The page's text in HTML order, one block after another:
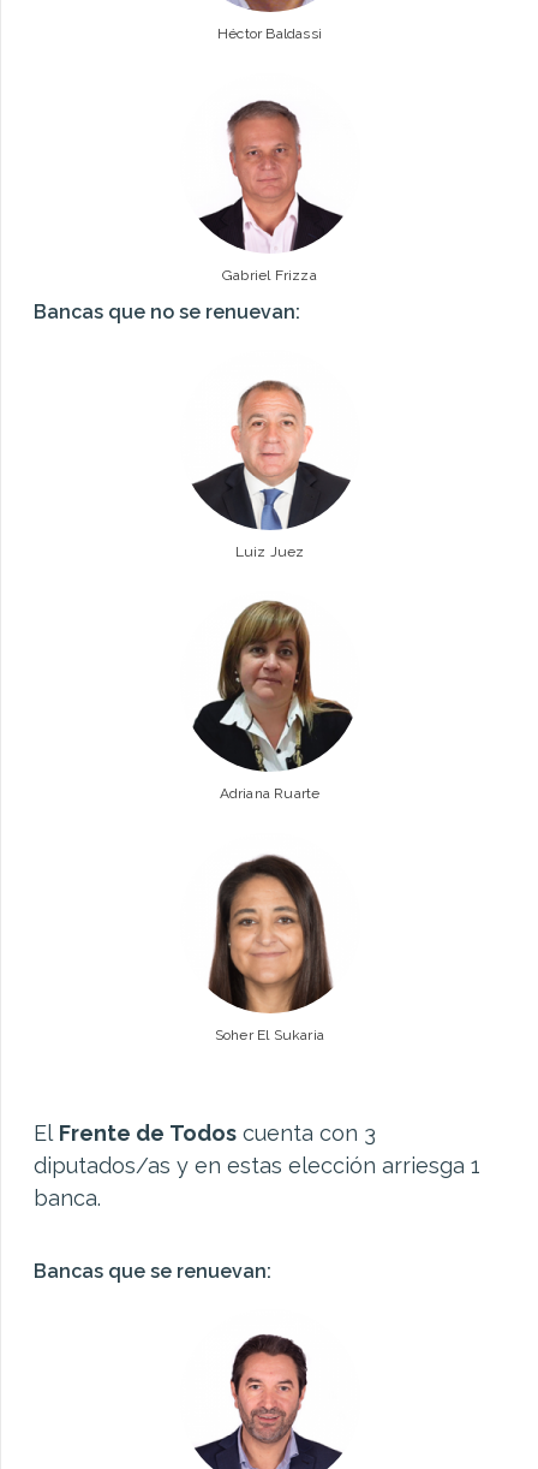
Héctor Baldassi
Gabriel Frizza
Bancas que no se renuevan:
Luiz Juez
Adriana Ruarte
Soher El Sukaria
El Frente de Todoscuenta con 3
diputados/as y en estas elección arriesga 1
banca.
Bancas que se renuevan: